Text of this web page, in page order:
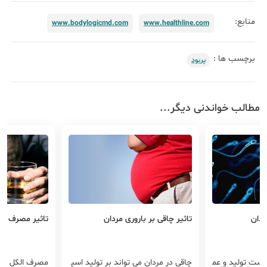
منابع: www.healthline.com
www.bodylogicmd.com
برچسب ها : پریود
مطالب خواندنی دیگر...
تولید و عم
تاثیر چاقی بر باروری مردان
چاقی در مردان می تواند بر تولید اسپ
تاثیر مصرف
مصرف الکل